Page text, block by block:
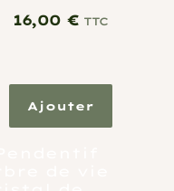
16,00 € TTC
Ajouter